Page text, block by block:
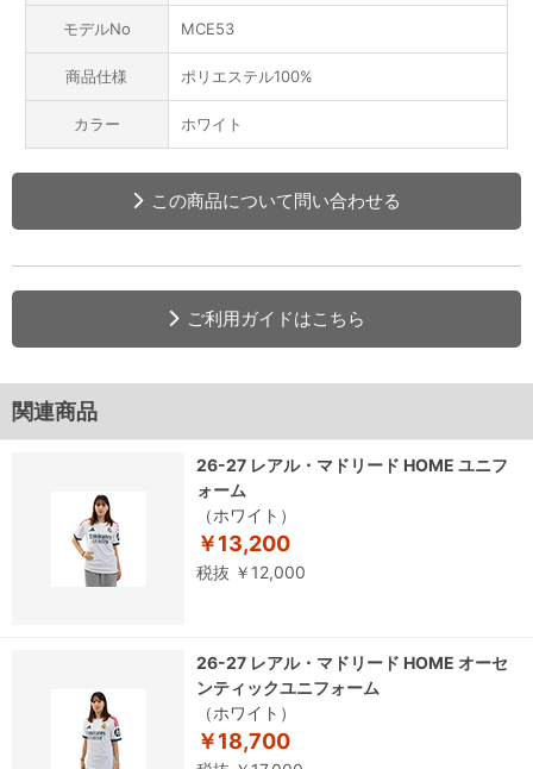
モデルNo MCE53
商品仕様 ポリエステル100%
カラー ホワイト
この商品について問い合わせる
ご利用ガイドはこちら
関連商品
26-27 レアル・マドリード HOME ユニフ
ォーム
（ホワイト）
￥13,200
税抜 ￥12,000
26-27 レアル・マドリード HOME オーセ
ンティックユニフォーム
（ホワイト）
￥18,700